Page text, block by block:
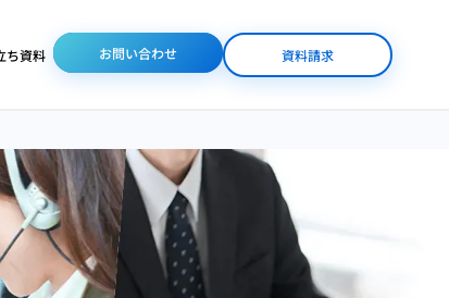
遣
トセンター
業界特化サービス
コンタクトセンター
（コールセンター）
整備
コールセンターの
DX化が進まない
ち資料 お問い合わせ 資料請求